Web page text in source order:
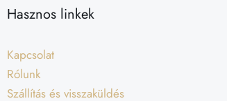
Hasznos linkek
Kapcsolat
Rólunk
Szállítás és visszaküldés